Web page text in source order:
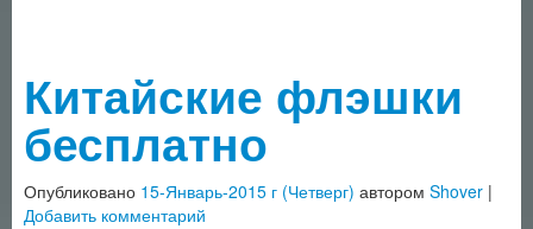
Китайские флэшки
бесплатно
Опубликовано 15-Январь-2015 г (Четверг) автором Shover |
Добавить комментарий